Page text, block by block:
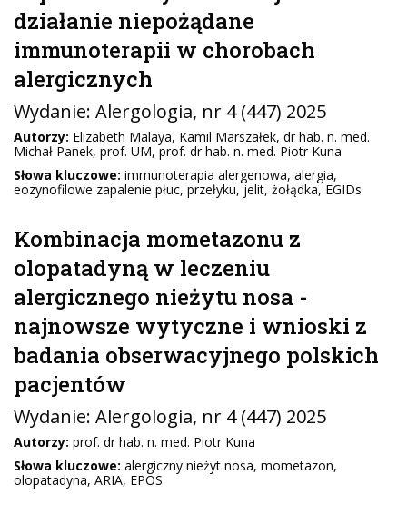
działanie niepożądane
immunoterapii w chorobach
alergicznych
Wydanie: Alergologia, nr 4 (447) 2025
Autorzy: Elizabeth Malaya, Kamil Marszałek, dr hab. n. med.
Michał Panek, prof. UM, prof. dr hab. n. med. Piotr Kuna
Słowa kluczowe: immunoterapia alergenowa, alergia,
eozynofilowe zapalenie płuc, przełyku, jelit, żołądka, EGIDs
Kombinacja mometazonu z
olopatadyną w leczeniu
alergicznego nieżytu nosa -
najnowsze wytyczne i wnioski z
badania obserwacyjnego polskich
pacjentów
Wydanie: Alergologia, nr 4 (447) 2025
Autorzy: prof. dr hab. n. med. Piotr Kuna
Słowa kluczowe: alergiczny nieżyt nosa, mometazon,
olopatadyna, ARIA, EPOS